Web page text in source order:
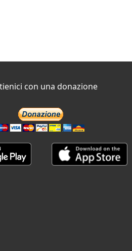
con una donazione